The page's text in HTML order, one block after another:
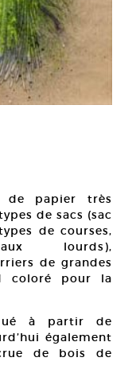
papier très
de sacs (sac
de courses,
lourds),
de grandes
coloré pour la
à partir de
également
de bois de